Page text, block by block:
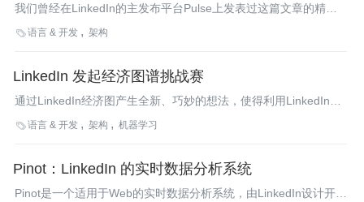
我们曾经在LinkedIn的主发布平台Pulse上发表过这篇文章的精简
版。在这篇文章里，我们会更深入的阐述我们知识图谱架构背后的
技术细节。
语言 & 开发 架构
LinkedIn 发起经济图谱挑战赛
通过LinkedIn经济图产生全新、巧妙的想法，使得利用LinkedIn的
数据和支持来增加经济价值、获得更多增值的机会。
语言 & 开发 架构 机器学习
Pinot：LinkedIn 的实时数据分析系统
Pinot是一个适用于Web的实时数据分析系统，由LinkedIn设计开